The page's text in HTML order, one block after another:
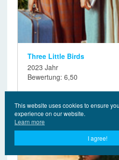
Three Little Birds
2023 Jahr
Bewertung: 6,50
This website uses cookies to ensure
experience on our website.
Learn more
I agree!